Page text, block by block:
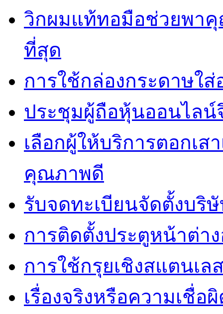
วิกผมแท้ทอมือช่วยพา
ที่สุด
การใช้กล่องกระดาษใ
ประชุมผู้ถือหุ้นออนไลน์
เลือกผู้ให้บริการตอกเ
คุณภาพดี
รับจดทะเบียนจัดตั้งบ
การติดตั้งประตูหน้าต่า
การใช้กรุยเชิงสแตนเ
เรื่องจริงหรือความเชื่อ